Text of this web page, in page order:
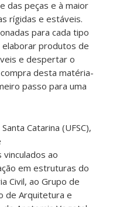
das peças e à maior
rígidas e estáveis.
para cada tipo
elaborar produtos de
e despertar o
desta matéria-
passo para uma
Catarina (UFSC),
ao
em estruturas do
Civil, ao Grupo de
de Arquitetura e